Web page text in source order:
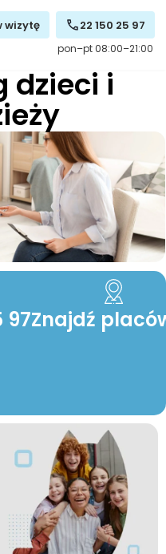
wizytę 22 150 25 97
pon–pt 08:00–21:00
dzieci i
97Znajdź